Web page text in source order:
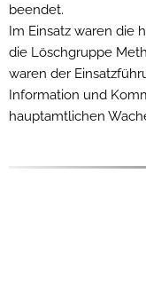
beendet.
Im Einsatz waren die
die Löschgruppe
waren der
Information und
hauptamtlichen